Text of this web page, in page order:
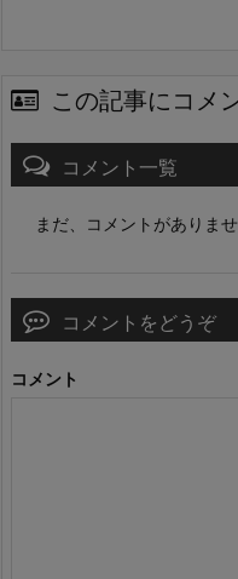
この記事にコメ
コメント一覧
まだ、コメントがありま
コメントをどうぞ
コメント